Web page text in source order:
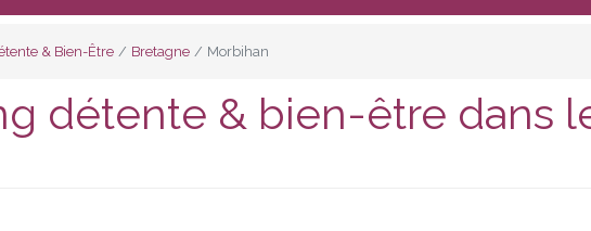
& Bien-Être Bretagne Morbihan
détente & bien-être dans